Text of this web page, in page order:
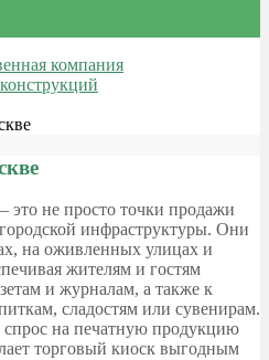
компания
не просто точки продажи
инфраструктуры. Они
на оживленных улицах и
жителям и гостям
и журналам, а также к
сладостям или сувенирам.
на печатную продукцию
торговый киоск выгодным